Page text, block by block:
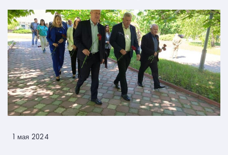
1 мая 2024